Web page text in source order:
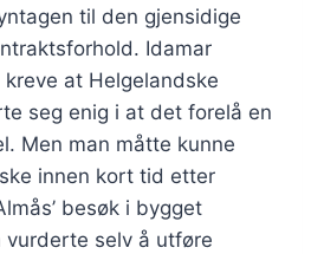
til den gjensidige
Idamar
at Helgelandske
seg enig i at det forelå en
Men man måtte kunne
innen kort tid etter
besøk i bygget
selv å utføre